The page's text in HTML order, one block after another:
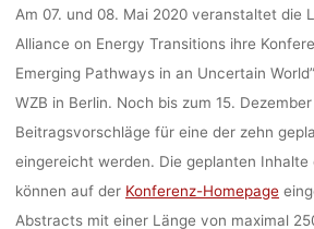
Am 07. und 08. Mai 2020 veranstaltet die
Alliance on Energy Transitions ihre
Emerging Pathways in an Uncertain
WZB in Berlin. Noch bis zum 15.
Beitragsvorschläge für eine der zehn
eingereicht werden. Die geplanten Inhalte
können auf der Konferenz-Homepage
Abstracts mit einer Länge von maximal